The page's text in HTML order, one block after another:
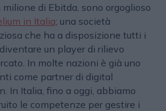
milione di Ebitda, sono orgoglioso
in Italia; una società
che ha a disposizione tutti i
un player di rilievo
In molte nazioni è già uno
come partner di digital
In Italia, fino a oggi, abbiamo
le competenze per gestire i